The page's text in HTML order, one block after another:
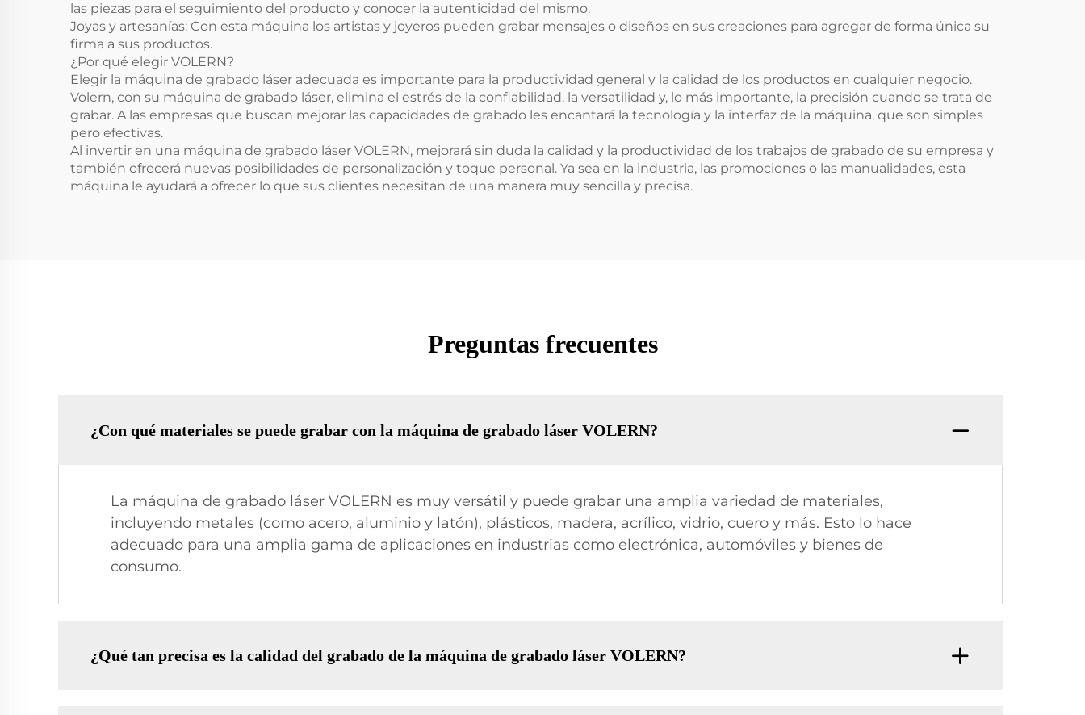
las piezas para el seguimiento del producto y conocer la autenticidad del mismo.
Joyas y artesanías: Con esta máquina los artistas y joyeros pueden grabar mensajes o diseños en sus creaciones para agregar de forma única su
firma a sus productos.
¿Por qué elegir VOLERN?
Elegir la máquina de grabado láser adecuada es importante para la productividad general y la calidad de los productos en cualquier negocio.
Volern, con su máquina de grabado láser, elimina el estrés de la confiabilidad, la versatilidad y, lo más importante, la precisión cuando se trata de
grabar. A las empresas que buscan mejorar las capacidades de grabado les encantará la tecnología y la interfaz de la máquina, que son simples
pero efectivas.
Al invertir en una máquina de grabado láser VOLERN, mejorará sin duda la calidad y la productividad de los trabajos de grabado de su empresa y
también ofrecerá nuevas posibilidades de personalización y toque personal. Ya sea en la industria, las promociones o las manualidades, esta
máquina le ayudará a ofrecer lo que sus clientes necesitan de una manera muy sencilla y precisa.
Preguntas frecuentes
¿Con qué materiales se puede grabar con la máquina de grabado láser VOLERN?
La máquina de grabado láser VOLERN es muy versátil y puede grabar una amplia variedad de materiales,
incluyendo metales (como acero, aluminio y latón), plásticos, madera, acrílico, vidrio, cuero y más. Esto lo hace
adecuado para una amplia gama de aplicaciones en industrias como electrónica, automóviles y bienes de
consumo.
¿Qué tan precisa es la calidad del grabado de la máquina de grabado láser VOLERN?